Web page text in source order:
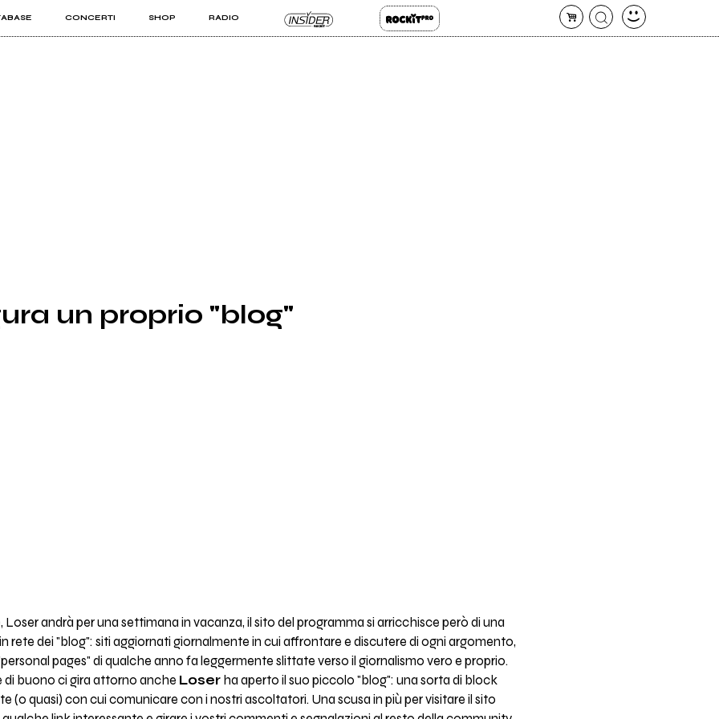
CONCERTI SHOP RADIO
PRO
un proprio "blog"
andrà per una settimana in vacanza, il sito del programma si arricchisce però di una
rete dei "blog": siti aggiornati giornalmente in cui affrontare e discutere di ogni argomento,
pages" di qualche anno fa leggermente slittate verso il giornalismo vero e proprio.
buono ci gira attorno anche Loserha aperto il suo piccolo "blog": una sorta di block
(o quasi) con cui comunicare con i nostri ascoltatori. Una scusa in più per visitare il sito